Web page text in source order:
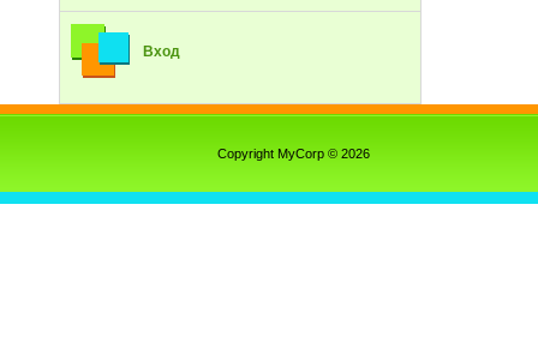
Вход
Copyright MyCorp © 2026